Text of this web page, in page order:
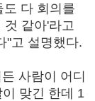
도 다 회의를
같아'라고
"고 설명했다.
사람이 어디
맞긴 한데 1